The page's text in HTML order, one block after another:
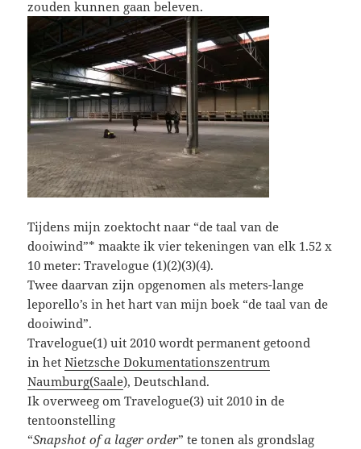
zouden kunnen gaan beleven.
Tijdens mijn zoektocht naar “de taal van de
dooiwind”* maakte ik vier tekeningen van elk 1.52 x
10 meter: Travelogue (1)(2)(3)(4).
Twee daarvan zijn opgenomen als meters-lange
leporello’s in het hart van mijn boek “de taal van de
dooiwind”.
Travelogue(1) uit 2010 wordt permanent getoond
in hetNietzsche Dokumentationszentrum
Naumburg(Saale), Deutschland.
Ik overweeg om Travelogue(3) uit 2010 in de
tentoonstelling
“Snapshot of a lager order” te tonen als grondslag